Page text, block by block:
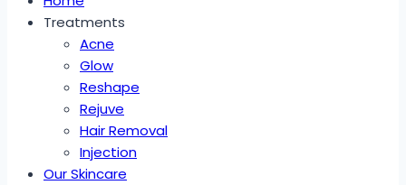
Treatments
Acne
Glow
Reshape
Rejuve
Hair Removal
Injection
Our Skincare